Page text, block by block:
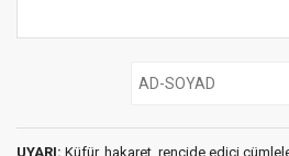
UYARI: Küfür, hakaret, rencide edici